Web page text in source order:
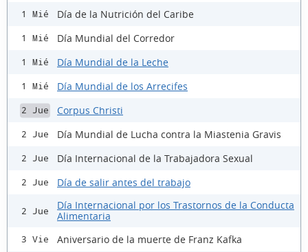
1 Mié Día de la Nutrición del Caribe
1 Mié Día Mundial del Corredor
1 Mié Día Mundial de la Leche
1 Mié Día Mundial de los Arrecifes
2 Jue Corpus Christi
2 Jue Día Mundial de Lucha contra la Miastenia Gravis
2 Jue Día Internacional de la Trabajadora Sexual
2 Jue Día de salir antes del trabajo
2 Jue
Día Internacional por los Trastornos de la Conducta
Alimentaria
3 Vie Aniversario de la muerte de Franz Kafka